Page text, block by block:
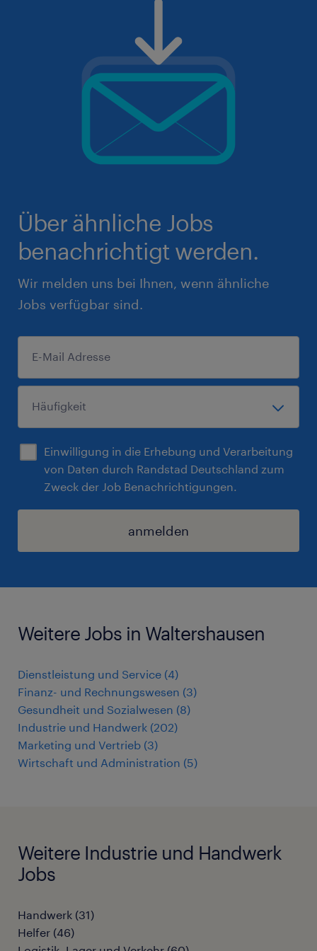
Über ähnliche Jobs
benachrichtigt werden.
Wir melden uns bei Ihnen, wenn ähnliche
Jobs verfügbar sind.
Einwilligung in die Erhebung und Verarbeitung
von Daten durch Randstad Deutschland zum
Zweck der Job Benachrichtigungen.
anmelden
Weitere Jobs in Waltershausen
Dienstleistung und Service (4)
Finanz- und Rechnungswesen (3)
Gesundheit und Sozialwesen (8)
Industrie und Handwerk (202)
Marketing und Vertrieb (3)
Wirtschaft und Administration (5)
Weitere Industrie und Handwerk
Jobs
Handwerk (31)
Helfer (46)